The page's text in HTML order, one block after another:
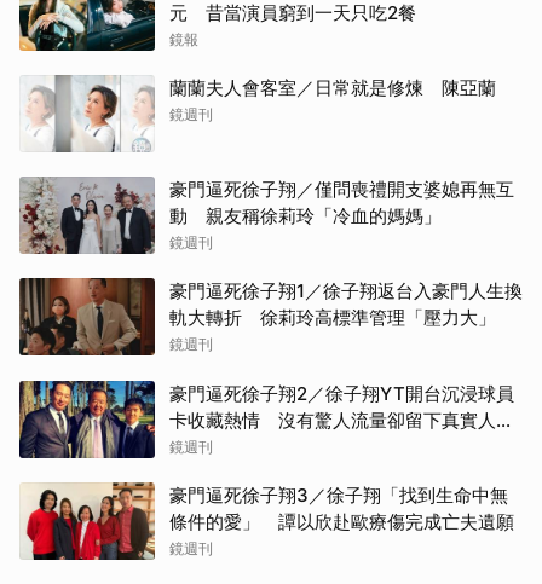
元 昔當演員窮到一天只吃2餐
鏡報
蘭蘭夫人會客室／日常就是修煉 陳亞蘭
鏡週刊
豪門逼死徐子翔／僅問喪禮開支婆媳再無互
動 親友稱徐莉玲「冷血的媽媽」
鏡週刊
豪門逼死徐子翔1／徐子翔返台入豪門人生換
軌大轉折 徐莉玲高標準管理「壓力大」
鏡週刊
豪門逼死徐子翔2／徐子翔YT開台沉浸球員
卡收藏熱情 沒有驚人流量卻留下真實人生
記錄
鏡週刊
豪門逼死徐子翔3／徐子翔「找到生命中無
條件的愛」 譚以欣赴歐療傷完成亡夫遺願
鏡週刊